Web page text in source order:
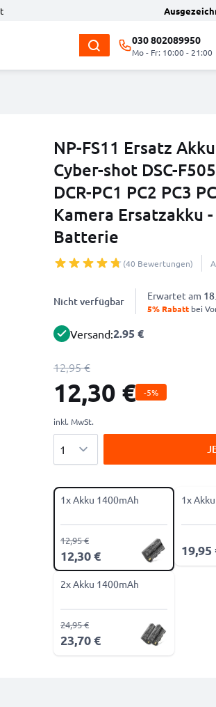
030 802089950
Mo - Fr: 10:00 - 21:00
NP-FS11 Ersatz
Cyber-shot DSC-
DCR-PC1 PC2 PC3
Kamera Ersatzakku
Batterie
(40 Bewertungen)
Nicht verfügbar Erwartet am
5% Rabatt bei
Versand:2.95 €
12,95 €
12,30 € -5%
inkl. MwSt.
1x Akku 1400mAh
12,30 €
12,95 €
1x
19,95
2x Akku 1400mAh
23,70 €
24,95 €